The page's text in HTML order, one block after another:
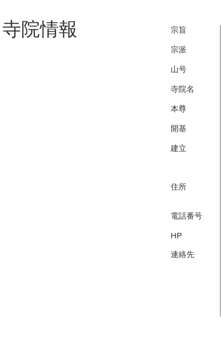
寺院情報 宗旨
宗派
山号
寺院名
本尊
開基
​建立
住所
電話番号
​HP
​連絡先